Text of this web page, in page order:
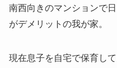
南西向きのマンションで
がデメリットの我が家。
現在息子を自宅で保育し